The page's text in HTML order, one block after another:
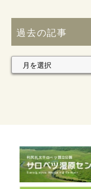
過去の記事